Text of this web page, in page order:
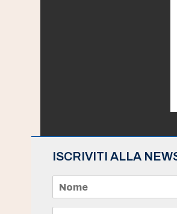
ISCRIVITI ALLA
m
e